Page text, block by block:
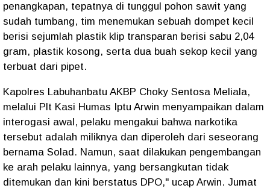
penangkapan, tepatnya di tunggul pohon sawit yang
sudah tumbang, tim menemukan sebuah dompet kecil
berisi sejumlah plastik klip transparan berisi sabu 2,04
gram, plastik kosong, serta dua buah sekop kecil yang
terbuat dari pipet.
Kapolres Labuhanbatu AKBP Choky Sentosa Meliala,
melalui Plt Kasi Humas Iptu Arwin menyampaikan dalam
interogasi awal, pelaku mengakui bahwa narkotika
tersebut adalah miliknya dan diperoleh dari seseorang
bernama Solad. Namun, saat dilakukan pengembangan
ke arah pelaku lainnya, yang bersangkutan tidak
ditemukan dan kini berstatus DPO," ucap Arwin. Jumat